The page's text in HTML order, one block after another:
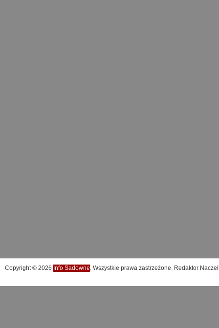
Copyright © 2026 Info Sadowne. Wszystkie prawa zastrzeżone. Redaktor